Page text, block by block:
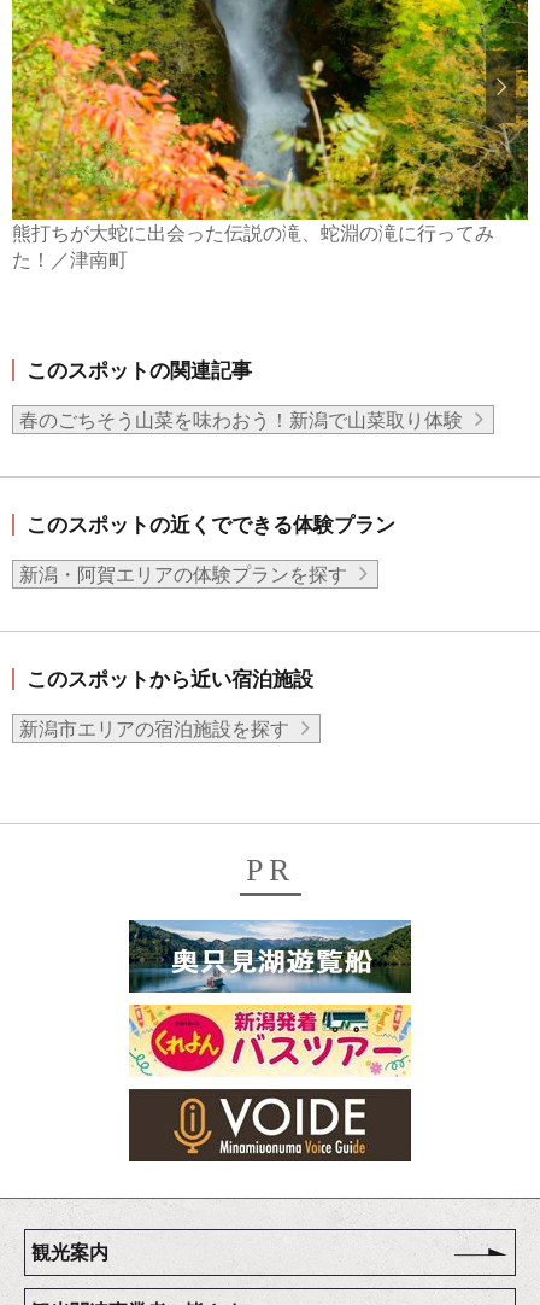
熊打ちが大蛇に出会った伝説の滝、蛇淵の滝に行ってみ
た！／津南町
このスポットの関連記事
春のごちそう山菜を味わおう！新潟で山菜取り体験
このスポットの近くでできる体験プラン
新潟・阿賀エリアの体験プランを探す
このスポットから近い宿泊施設
新潟市エリアの宿泊施設を探す
PR
観光案内